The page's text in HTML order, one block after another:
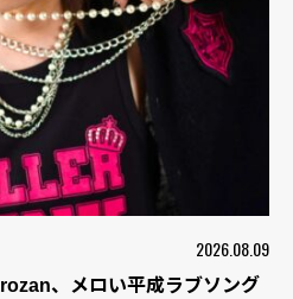
2026.08.09
、メロい平成ラブソング